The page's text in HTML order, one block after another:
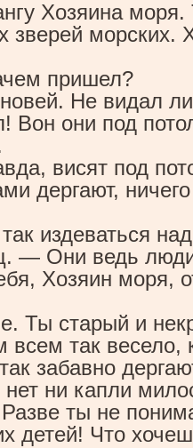
Хозяина
зверей морских.
пришел?
Не видал
Вон они под
висят под
дергают,
издеваться
— Они ведь
Хозяин моря,
Ты старый и
так весело,
так забавно
ни капли
ты не
детей! Что